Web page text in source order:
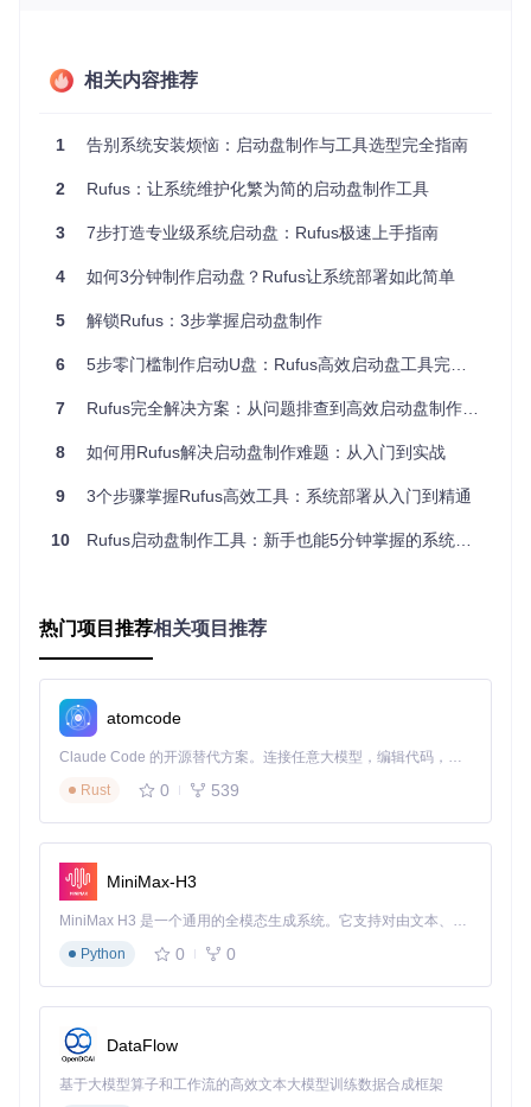
ws用于日常办公、Linux用于开发测试、应急系统用于数据恢
操作
：启动Rufus后点击"SELECT"旁的下拉箭头，选择"Down
架构，点击"Download"按钮
第三方网站的安全风险，同时自动验证文件完整性
为什么它很重要：官方镜像不仅确保安全性，还能获得微
软的完整支持，避免因修改版系统导致的稳定性问题。Ruf
us的下载功能省去了手动寻找和验证镜像的繁琐步骤。
4GB+ RAM, Secure Boot and TPM 2.0"选项
为什么它很重要：根据微软数据，全球仍有超过4亿台电脑
继续获得安全更新，延长使用寿命并减少电子垃圾。
场景：下载的系统镜像文件可能已损坏或被篡改
操作：选择镜像文件后点击"Check"按钮，Rufus将自动计算并
显示MD5、SHA1、SHA256和SHA512四种哈希值
件完整无误，避免因文件损坏导致的安装失败
为什么它很重要：恶意篡改的系统镜像可能包含病毒或后
门程序。哈希校验是验证文件完整性的行业标准方法，能
有效防范此类安全风险。
相关内容推荐
1 告别系统安装烦恼：启动盘制作与工具选型完全指南
2 Rufus：让系统维护化繁为简的启动盘制作工具
3 7步打造专业级系统启动盘：Rufus极速上手指南
4 如何3分钟制作启动盘？Rufus让系统部署如此简单
5 解锁Rufus：3步掌握启动盘制作
6 5步零门槛制作启动U盘：Rufus高效启动盘工具完全指南
7 Rufus完全解决方案：从问题排查到高效启动盘制作指南
8 如何用Rufus解决启动盘制作难题：从入门到实战
9 3个步骤掌握Rufus高效工具：系统部署从入门到精通
10 Rufus启动盘制作工具：新手也能5分钟掌握的系统安装U盘制作方法
热门项目推荐相关项目推荐
atomcode
Claude Code 的开源替代方案。连接任意大模型，编辑代码，运行命令，自动验证 — 全自动执行。用 Rust 构建，极致性能。 ｜ An open-source alternative to Claude Code. Connect any LLM, edit code, run commands, and verify changes — autonomously. Built in Rust for speed. Get Started
Rust
0 539
MiniMax-H3
MiniMax H3 是一个通用的全模态生成系统。它支持对由文本、图像、视频和音频组成的多模态上下文进行统一理解，并能生成分辨率高达 2K、时长可达 15 秒的带原生立体声音频的视频。得益于面向任务泛化的系统设计，H3 在预训练阶段就已具备广泛的多模态上下文理解与生成能力，能够出色地执行复杂的多模态指令。
Python
0 0
DataFlow
基于大模型算子和工作流的高效文本大模型训练数据合成框架